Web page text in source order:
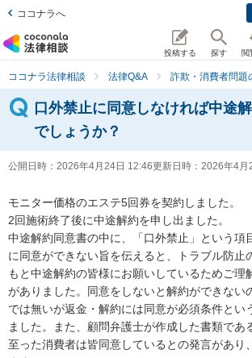
ココナラへ
投稿する 探す 閲
ココナラ法律相談 法律Q&A 詐欺・消費者問題
口外禁止に同意しなければ中途
でしょうか？
公開日時： 2026年4月24日 12:46更新日時： 2026年4月
モニター価格のエステ5回券を契約しました。
2回施術終了後に中途解約を申し出ました。
中途解約同意書の中に、「口外禁止」という項
に同意ができない旨を伝えると、トラブル防止
もと中途解約の皆様にお願いしているためご理
がありました。同意をしないと解約ができない
では無いが返金・解約には同意が必須条件とい
ました。また、顧問弁護士が作成した書類であ
至った消費者は皆同意しているとの発言があり